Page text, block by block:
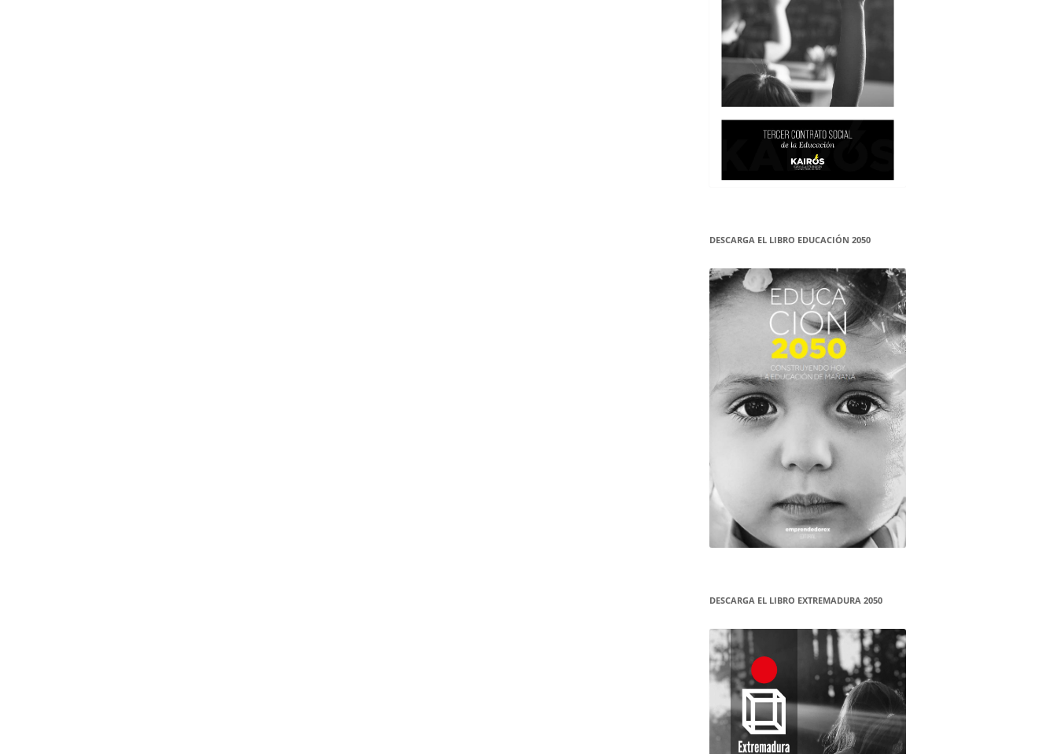
DESCARGA EL LIBRO EDUCACIÓN 2050
DESCARGA EL LIBRO EXTREMADURA 2050